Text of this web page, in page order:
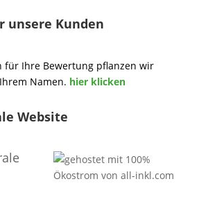
unsere Kunden
für Ihre Bewertung pflanzen wir
Namen. hier klicken
Website